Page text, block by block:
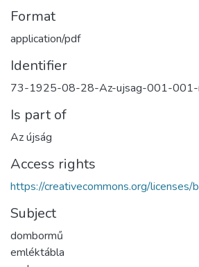
Format
application/pdf
Identifier
73-1925-08-28-Az-ujsag-001-
Is part of
Az újság
Access rights
https://creativecommons.org/licenses/
Subject
dombormű
emléktábla